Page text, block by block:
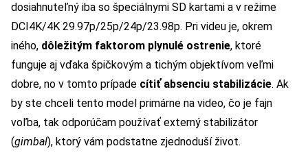
dosiahnuteľný iba so špeciálnymi SD kartami a v režime
DCI4K/4K 29.97p/25p/24p/23.98p. Pri videu je, okrem
iného, dôležitým faktorom plynulé ostrenie, ktoré
funguje aj vďaka špičkovým a tichým objektívom veľmi
dobre, no v tomto prípade cítiť absenciu stabilizácie. Ak
by ste chceli tento model primárne na video, čo je fajn
voľba, tak odporúčam používať externý stabilizátor
(gimbal), ktorý vám podstatne zjednoduší život.